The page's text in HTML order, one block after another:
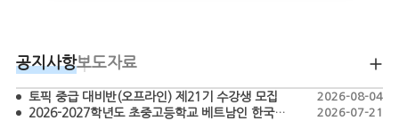
공지사항보도자료
토픽 중급 대비반(오프라인) 제21기 수강생 모집 2026-08-04
2026-2027학년도 초중고등학교 베트남인 한국어 교원 모집 공고 - TUYỂN DỤNG GIÁO VIÊN TIẾNG HÀN BẬC TIỂU HỌC, THCS, THPT NĂM HỌC 2026-2027 2026-07-21